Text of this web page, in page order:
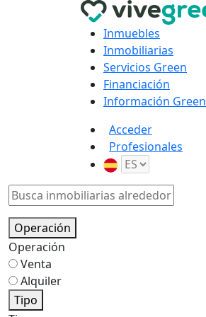
Inmuebles
Inmobiliarias
Servicios Green
Financiación
Información Green
Acceder
Profesionales
Operación
Operación
Venta
Alquiler
Tipo